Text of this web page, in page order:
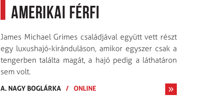
amerikai férfi
James Michael Grimes családjával együtt vett részt
egy luxushajó-kiránduláson, amikor egyszer csak a
tengerben találta magát, a hajó pedig a láthatáron
sem volt.
A. NAGY BOGLÁRKA / ONLINE